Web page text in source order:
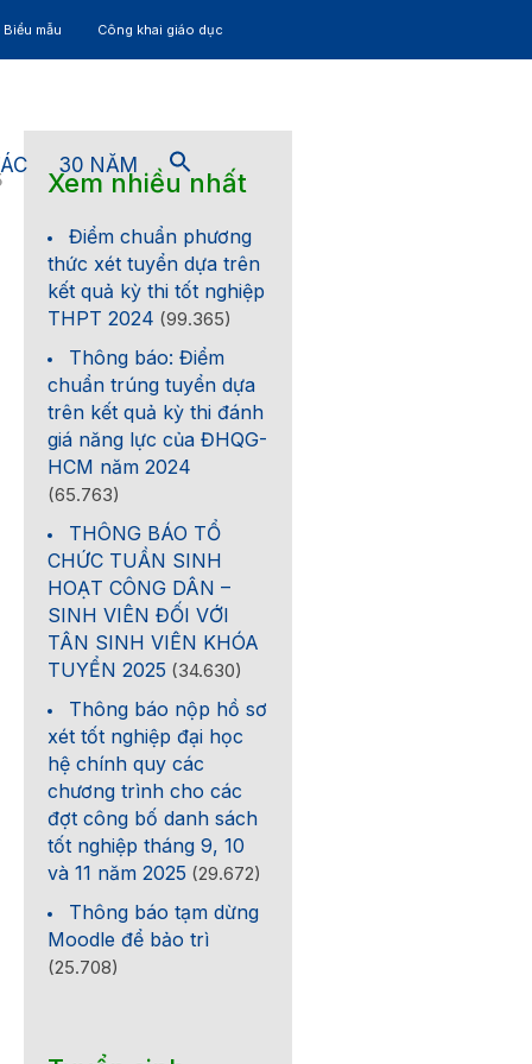
mẫu Công khai giáo dục
30 NĂM
Xem nhiều nhất
Điểm chuẩn phương
thức xét tuyển dựa trên
kết quả kỳ thi tốt nghiệp
THPT 2024 (99.365)
Thông báo: Điểm
chuẩn trúng tuyển dựa
trên kết quả kỳ thi đánh
giá năng lực của ĐHQG-
HCM năm 2024
(65.763)
THÔNG BÁO TỔ
CHỨC TUẦN SINH
HOẠT CÔNG DÂN –
SINH VIÊN ĐỐI VỚI
TÂN SINH VIÊN KHÓA
TUYỂN 2025 (34.630)
Thông báo nộp hồ sơ
xét tốt nghiệp đại học
hệ chính quy các
chương trình cho các
đợt công bố danh sách
tốt nghiệp tháng 9, 10
và 11 năm 2025 (29.672)
Thông báo tạm dừng
Moodle để bảo trì
(25.708)